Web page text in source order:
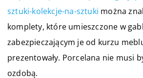
sztuki-kolekcje-na-sztuki można
komplety, które umieszczone w
zabezpieczającym je od kurzu
prezentowały. Porcelana nie musi
ozdobą.